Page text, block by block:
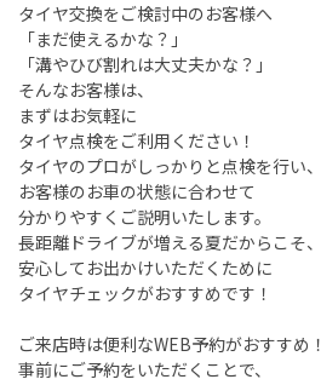
タイヤ交換をご検討中のお客様へ
「まだ使えるかな？」
「溝やひび割れは大丈夫かな？」
そんなお客様は、
まずはお気軽に
タイヤ点検をご利用ください！
タイヤのプロがしっかりと点検を行い、
お客様のお車の状態に合わせて
分かりやすくご説明いたします。
長距離ドライブが増える夏だからこそ、
安心してお出かけいただくために
タイヤチェックがおすすめです！
ご来店時は便利なWEB予約がおすすめ！
事前にご予約をいただくことで、